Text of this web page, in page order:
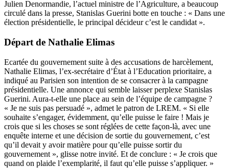
Julien Denormandie, l’actuel ministre de l’Agriculture, a beaucoup
circulé dans la presse, Stanislas Guerini botte en touche : « Dans une
élection présidentielle, le principal décideur c’est le candidat ».
Départ de Nathalie Elimas
Ecartée du gouvernement suite à des accusations de harcèlement,
Nathalie Elimas, l’ex-secrétaire d’État à l’Education prioritaire, a
indiqué au Parisien son intention de se consacrer à la campagne
présidentielle. Une annonce qui semble laisser perplexe Stanislas
Guerini. Aura-t-elle une place au sein de l’équipe de campagne ?
« Je ne suis pas persuadé », admet le patron de LREM. « Si elle
souhaite s’engager, évidemment, qu’elle puisse le faire ! Mais je
crois que si les choses se sont réglées de cette façon-là, avec une
enquête interne et une décision de sortie du gouvernement, c’est
qu’il devait y avoir matière pour qu’elle puisse sortir du
gouvernement », glisse notre invité. Et de conclure : « Je crois que
quand on plaide l’exemplarité, il faut qu’elle puisse s’appliquer. »